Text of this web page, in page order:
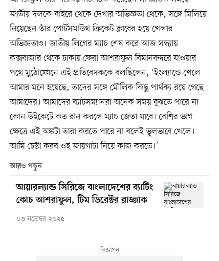
জাতীয় দলকে বাইরে থেকে দেখার অভিজ্ঞতা থেকে, সঙ্গে মিলিয়ে
নিয়েছেন তাঁর পোর্টসমাউথ ক্রিকেট ক্লাবের হয়ে খেলার
অভিজ্ঞতাও। জাতীয় লিগের ম্যাচ শেষ করে আজ সন্ধ্যায়
কক্সবাজার থেকে ঢাকায় ফেরা আশরাফুল বিমানবন্দরে যাওয়ার
পথে মুঠোফোনে এই প্রতিবেদককে বলছিলেন, ‘ইংল্যান্ডে খেলে
আমার মনে হয়েছে, তাদের সঙ্গে মৌলিক কিছু পার্থক্য রয়ে গেছে
আমাদের। আমাদের ব্যাটসম্যানরা অনেক সময় বুঝতে পারে না
কোন উইকেটে কত রান করলে ম্যাচ জেতা যাবে। বেশির ভাগ
ক্ষেত্রে এই অঙ্কটা তারা করতে পারে না বলেই ভুলভাবে খেলে।
আমি চেষ্টা করব ওই জায়গাটা নিয়ে কাজ করতে।’
আরও পড়ুন
আয়ারল্যান্ড সিরিজে বাংলাদেশের ব্যাটিং
কোচ আশরাফুল, টিম ডিরেক্টর রাজ্জাক
০৩ নভেম্বর ২০২৫